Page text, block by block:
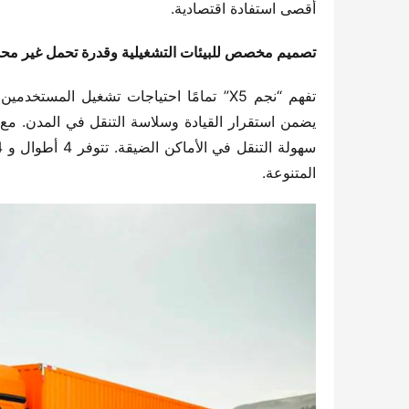
أقصى استفادة اقتصادية.
تصميم مخصص للبيئات التشغيلية وقدرة تحمل غير
المتنوعة.